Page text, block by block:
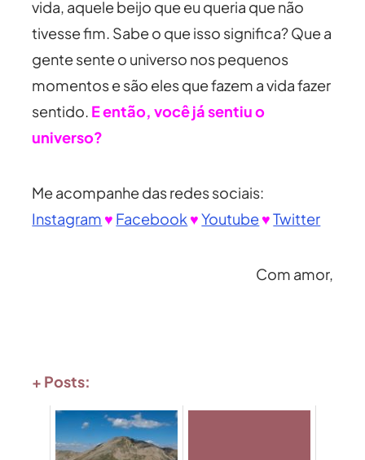
vida, aquele beijo que eu queria que não
tivesse fim. Sabe o que isso significa? Que a
gente sente o universo nos pequenos
momentos e são eles que fazem a vida fazer
sentido. E então, você já sentiu o
universo?
Me acompanhe das redes sociais:
Instagram ♥ Facebook ♥Youtube♥Twitter
Com amor,
+ Posts: